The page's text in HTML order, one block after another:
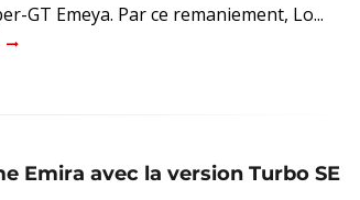
GT Emeya. Par ce remaniement, Lo...
Emira avec la version Turbo SE